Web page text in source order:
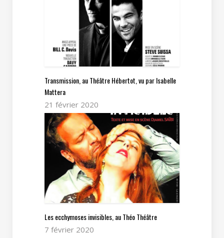
Transmission, au Théâtre Hébertot, vu par Isabelle
Mattera
21 février 2020
Les ecchymoses invisibles, au Théo Théâtre
7 février 2020